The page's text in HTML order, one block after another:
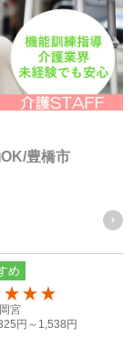
的を超えて利
提供
せ等の配信・送
ビス利用企業等
に基づく広
スの提供
マーケティング
豊橋市
め
宮
円～ 1,538円